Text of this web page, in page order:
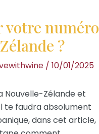
votre numéro
?
/ 10/01/2025
Nouvelle-Zélande et
te faudra absolument
dans cet article,